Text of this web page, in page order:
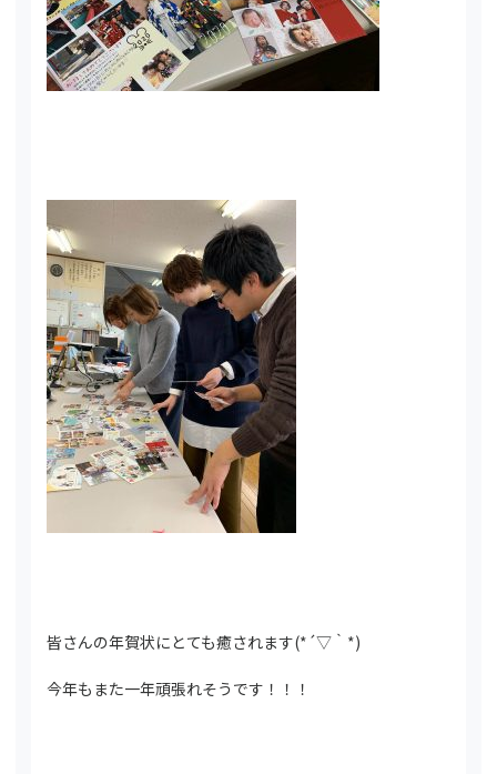
皆さんの年賀状にとても癒されます(*´▽｀*)
今年もまた一年頑張れそうです！！！